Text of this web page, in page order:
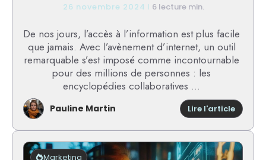
26 novembre 2024 6 lecture min.
De nos jours, l’accès à l’information est plus facile
que jamais. Avec l’avènement d’internet, un outil
remarquable s’est imposé comme incontournable
pour des millions de personnes : les
encyclopédies collaboratives ...
Pauline Martin Lire l'article:
Quelle
est
une
Marketing